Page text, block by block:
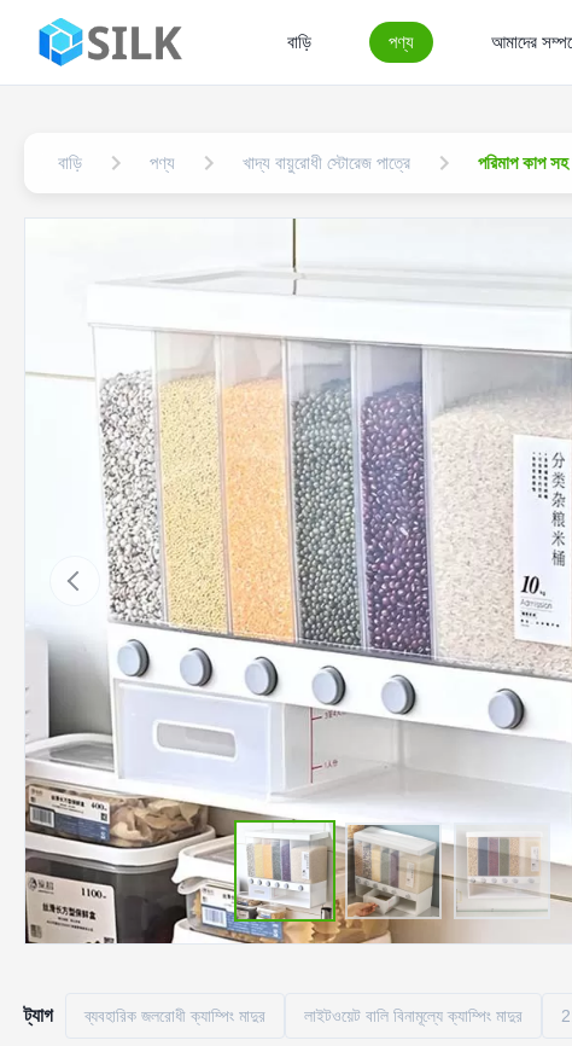
বাড়ি পণ্য আমাদের
বাড়ি পণ্য খাদ্য বায়ুরোধী স্টোরেজ পাত্রে পরিমাপ কাপ সহ
ট্যাগ ব্যবহারিক জলরোধী ক্যাম্পিং মাদুর লাইটওয়েট বালি বিনামূল্যে ক্যাম্পিং মাদুর